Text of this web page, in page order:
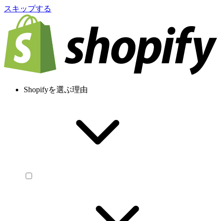
スキップする
Shopifyを選ぶ理由